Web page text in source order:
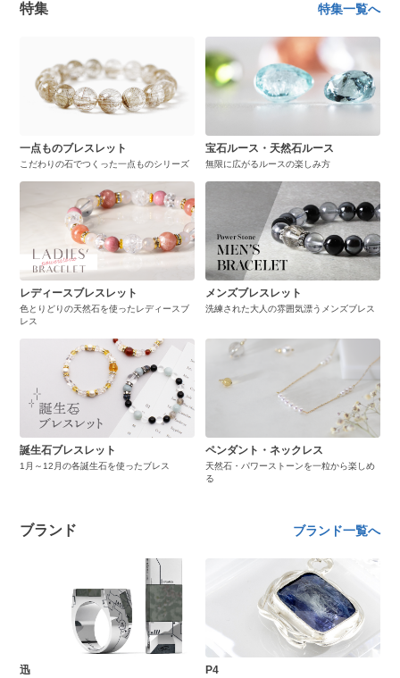
特集 特集一覧へ
一点ものブレスレット
こだわりの石でつくった一点ものシリーズ
宝石ルース・天然石ルース
無限に広がるルースの楽しみ方
レディースブレスレット
色とりどりの天然石を使ったレディースブ
レス
メンズブレスレット
洗練された大人の雰囲気漂うメンズブレス
誕生石ブレスレット
1月～12月の各誕生石を使ったブレス
ペンダント・ネックレス
天然石・パワーストーンを一粒から楽しめ
る
ブランド ブランド一覧へ
迅 P4